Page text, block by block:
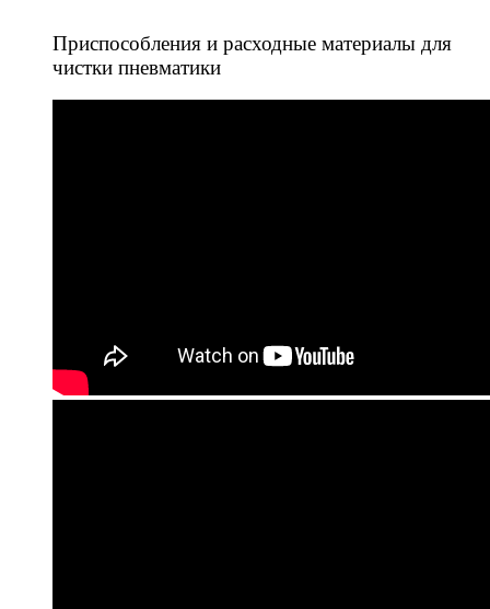
Приспособления и расходные материалы для
чистки пневматики